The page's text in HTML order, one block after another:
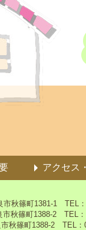
アクセス
秋篠町1381-1 TEL
秋篠町1388-2 TEL：
町1388-2 TEL：